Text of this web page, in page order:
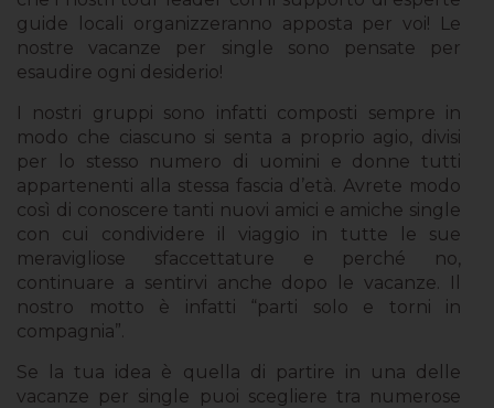
guide locali organizzeranno apposta per voi! Le
nostre vacanze per single sono pensate per
esaudire ogni desiderio!
I nostri gruppi sono infatti composti sempre in
modo che ciascuno si senta a proprio agio, divisi
per lo stesso numero di uomini e donne tutti
appartenenti alla stessa fascia d’età. Avrete modo
così di conoscere tanti nuovi amici e amiche single
con cui condividere il viaggio in tutte le sue
meravigliose sfaccettature e perché no,
continuare a sentirvi anche dopo le vacanze. Il
nostro motto è infatti “parti solo e torni in
compagnia”.
Se la tua idea è quella di partire in una delle
vacanze per single puoi scegliere tra numerose